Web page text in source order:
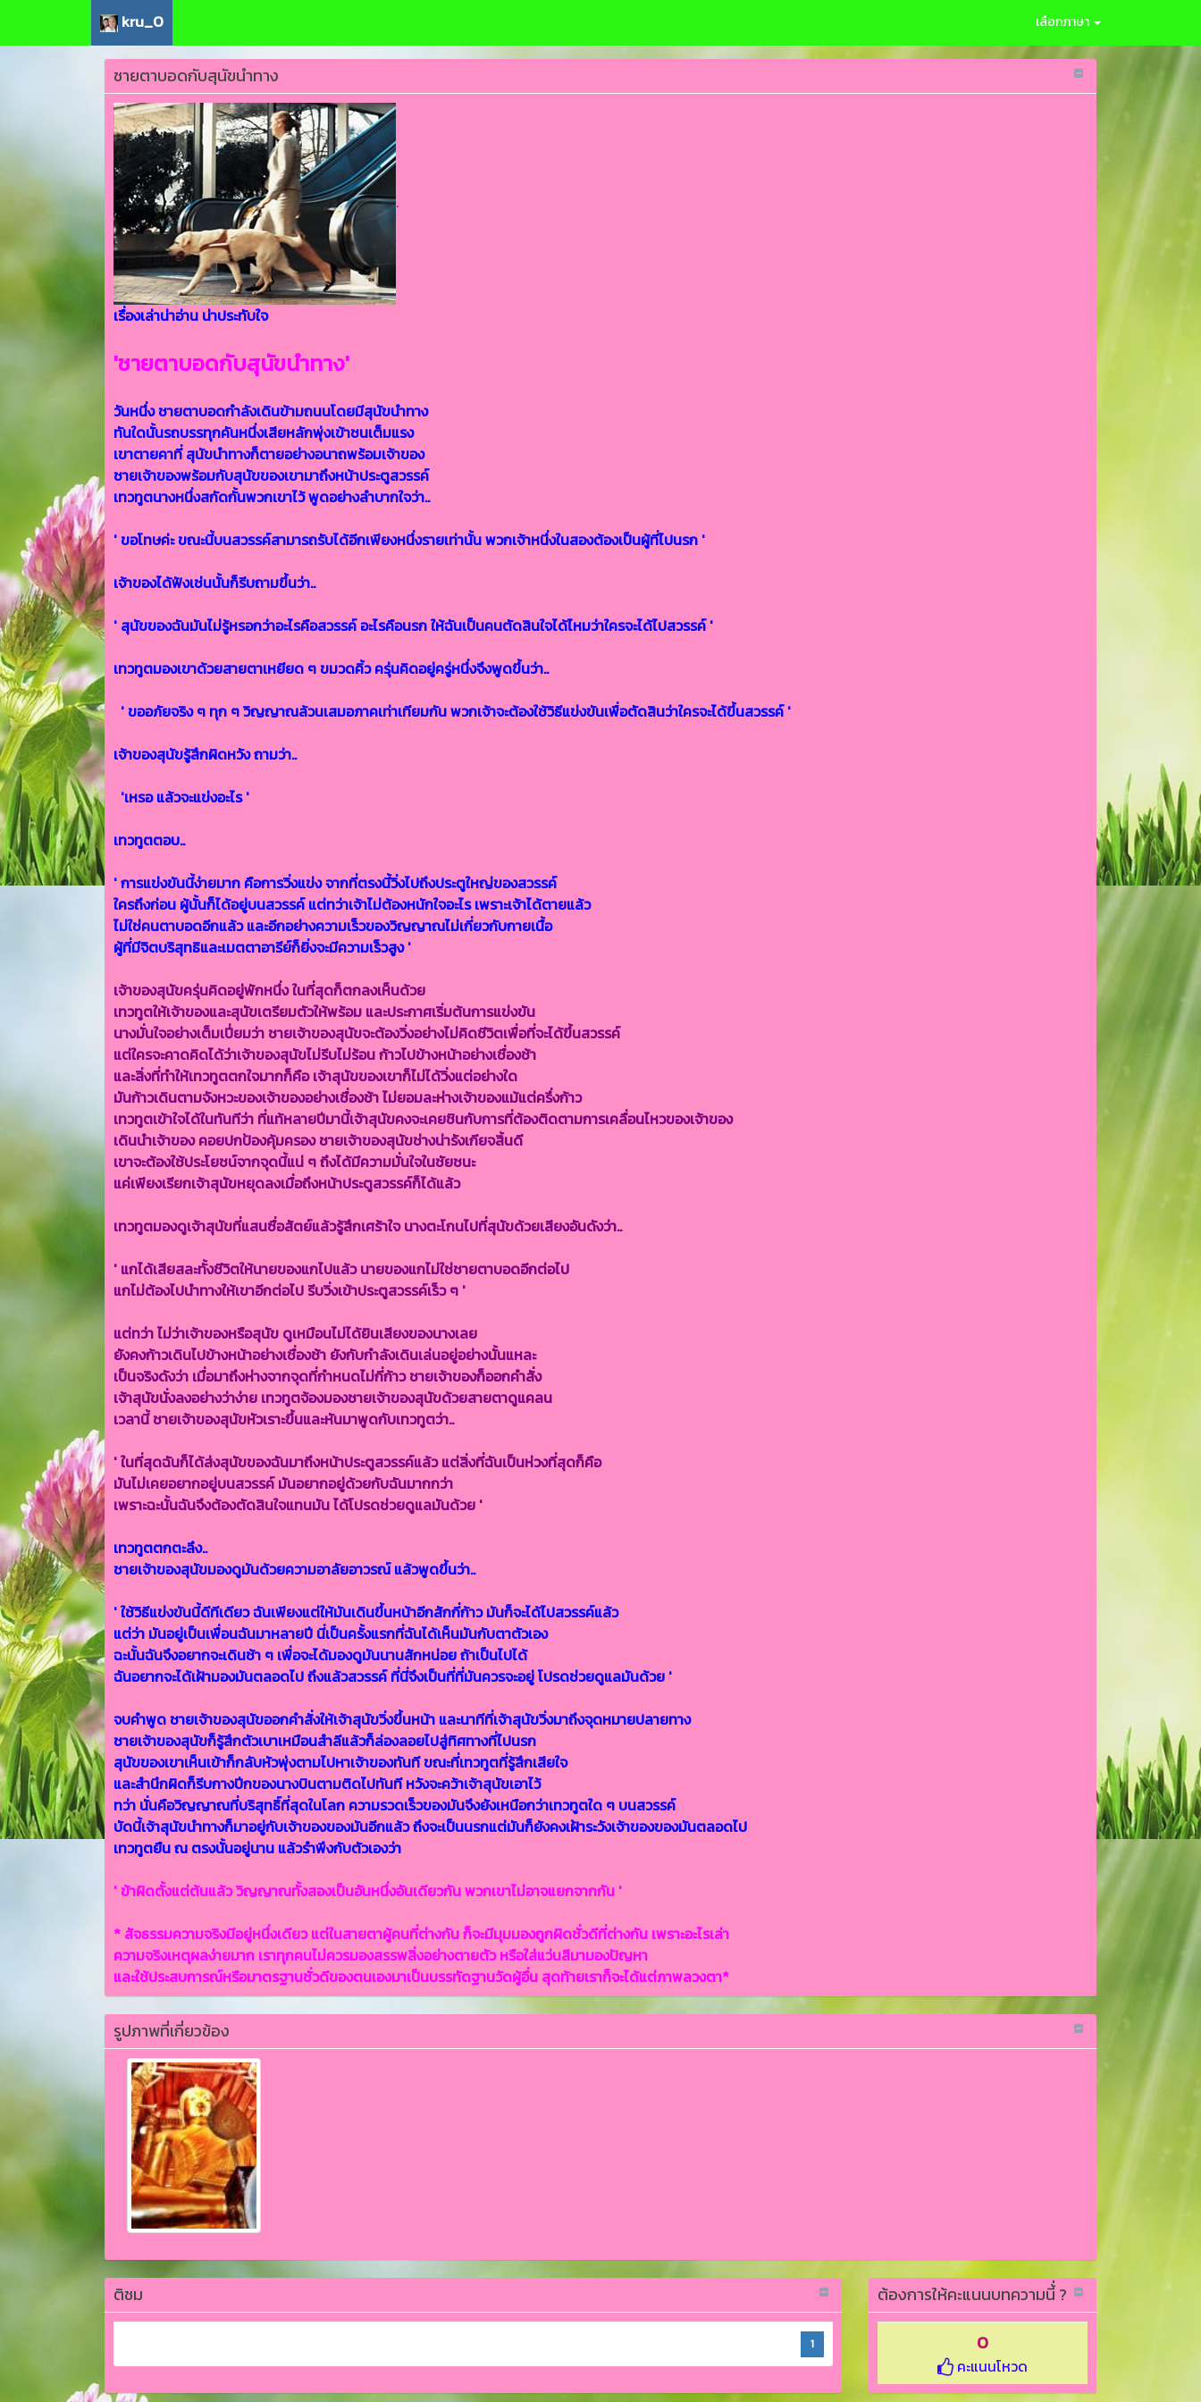
kru_O เลือกภาษา
ชายตาบอดกับสุนัขนำทาง
.
เรื่องเล่าน่าอ่าน น่าประทับใจ
'ชายตาบอดกับสุนัขนำทาง'
วันหนึ่ง ชายตาบอดกำลังเดินข้ามถนนโดยมีสุนัขนำทาง
ทันใดนั้นรถบรรทุกคันหนึ่งเสียหลักพุ่งเข้าชนเต็มแรง
เขาตายคาที่ สุนัขนำทางก็ตายอย่างอนาถพร้อมเจ้าของ
ชายเจ้าของพร้อมกับสุนัขของเขามาถึงหน้าประตูสวรรค์
เทวทูตนางหนึ่งสกัดกั้นพวกเขาไว้ พูดอย่างลำบากใจว่า..
' ขอโทษค่ะ ขณะนี้บนสวรรค์สามารถรับได้อีกเพียงหนึ่งรายเท่านั้น พวกเจ้าหนึ่งในสองต้องเป็นผู้ที่ไปนรก '
เจ้าของได้ฟังเช่นนั้นก็รีบถามขึ้นว่า..
' สุนัขของฉันมันไม่รู้หรอกว่าอะไรคือสวรรค์ อะไรคือนรก ให้ฉันเป็นคนตัดสินใจได้ไหมว่าใครจะได้ไปสวรรค์ '
เทวทูตมองเขาด้วยสายตาเหยียด ๆ ขมวดคิ้ว ครุ่นคิดอยู่ครู่หนึ่งจึงพูดขึ้นว่า..
' ขออภัยจริง ๆ ทุก ๆ วิญญาณล้วนเสมอภาคเท่าเทียมกัน พวกเจ้าจะต้องใช้วิธีแข่งขันเพื่อตัดสินว่าใครจะได้ขึ้นสวรรค์ '
เจ้าของสุนัขรู้สึกผิดหวัง ถามว่า..
'เหรอ แล้วจะแข่งอะไร '
เทวทูตตอบ..
' การแข่งขันนี้ง่ายมาก คือการวิ่งแข่ง จากที่ตรงนี้วิ่งไปถึงประตูใหญ่ของสวรรค์
ใครถึงก่อน ผู้นั้นก็ได้อยู่บนสวรรค์ แต่ทว่าเจ้าไม่ต้องหนักใจอะไร เพราะเจ้าได้ตายแล้ว
ไม่ใช่คนตาบอดอีกแล้ว และอีกอย่างความเร็วของวิญญาณไม่เกี่ยวกับกายเนื้อ
ผู้ที่มีจิตบริสุทธิและเมตตาอารีย์ก็ยิ่งจะมีความเร็วสูง '
เจ้าของสุนัขครุ่นคิดอยู่พักหนึ่ง ในที่สุดก็ตกลงเห็นด้วย
เทวทูตให้เจ้าของและสุนัขเตรียมตัวให้พร้อม และประกาศเริ่มต้นการแข่งขัน
นางมั่นใจอย่างเต็มเปี่ยมว่า ชายเจ้าของสุนัขจะต้องวิ่งอย่างไม่คิดชีวิตเพื่อที่จะได้ขึ้นสวรรค์
แต่ใครจะคาดคิดได้ว่าเจ้าของสุนัขไม่รีบไม่ร้อน ก้าวไปข้างหน้าอย่างเชื่องช้า
และสิ่งที่ทำให้เทวทูตตกใจมากก็คือ เจ้าสุนัขของเขาก็ไม่ได้วิ่งแต่อย่างใด
มันก้าวเดินตามจังหวะของเจ้าของอย่างเชื่องช้า ไม่ยอมละห่างเจ้าของแม้แต่ครึ่งก้าว
เทวทูตเข้าใจได้ในทันทีว่า ที่แท้หลายปีมานี้เจ้าสุนัขคงจะเคยชินกับการที่ต้องติดตามการเคลื่อนไหวของเจ้าของ
เดินนำเจ้าของ คอยปกป้องคุ้มครอง ชายเจ้าของสุนัขช่างน่ารังเกียจสิ้นดี
เขาจะต้องใช้ประโยชน์จากจุดนี้แน่ ๆ ถึงได้มีความมั่นใจในชัยชนะ
แค่เพียงเรียกเจ้าสุนัขหยุดลงเมื่อถึงหน้าประตูสวรรค์ก็ได้แล้ว
เทวทูตมองดูเจ้าสุนัขที่แสนซื่อสัตย์แล้วรู้สึกเศร้าใจ นางตะโกนไปที่สุนัขด้วยเสียงอันดังว่า..
' แกได้เสียสละทั้งชีวิตให้นายของแกไปแล้ว นายของแกไม่ใช่ชายตาบอดอีกต่อไป
แกไม่ต้องไปนำทางให้เขาอีกต่อไป รีบวิ่งเข้าประตูสวรรค์เร็ว ๆ '
แต่ทว่า ไม่ว่าเจ้าของหรือสุนัข ดูเหมือนไม่ได้ยินเสียงของนางเลย
ยังคงก้าวเดินไปข้างหน้าอย่างเชื่องช้า ยังกับกำลังเดินเล่นอยู่อย่างนั้นแหละ
เป็นจริงดังว่า เมื่อมาถึงห่างจากจุดที่กำหนดไม่กี่ก้าว ชายเจ้าของก็ออกคำสั่ง
เจ้าสุนัขนั่งลงอย่างว่าง่าย เทวทูตจ้องมองชายเจ้าของสุนัขด้วยสายตาดูแคลน
เวลานี้ ชายเจ้าของสุนัขหัวเราะขึ้นและหันมาพูดกับเทวทูตว่า..
' ในที่สุดฉันก็ได้ส่งสุนัขของฉันมาถึงหน้าประตูสวรรค์แล้ว แต่สิ่งที่ฉันเป็นห่วงที่สุดก็คือ
มันไม่เคยอยากอยู่บนสวรรค์ มันอยากอยู่ด้วยกับฉันมากกว่า
เพราะฉะนั้นฉันจึงต้องตัดสินใจแทนมัน ได้โปรดช่วยดูแลมันด้วย '
เทวทูตตกตะลึง..
ชายเจ้าของสุนัขมองดูมันด้วยความอาลัยอาวรณ์ แล้วพูดขึ้นว่า..
' ใช้วิธีแข่งขันนี้ดีทีเดียว ฉันเพียงแต่ให้มันเดินขึ้นหน้าอีกสักกี่ก้าว มันก็จะได้ไปสวรรค์แล้ว
แต่ว่า มันอยู่เป็นเพื่อนฉันมาหลายปี นี่เป็นครั้งแรกที่ฉันได้เห็นมันกับตาตัวเอง
ฉะนั้นฉันจึงอยากจะเดินช้า ๆ เพื่อจะได้มองดูมันนานสักหน่อย ถ้าเป็นไปได้
ฉันอยากจะได้เฝ้ามองมันตลอดไป ถึงแล้วสวรรค์ ที่นี่จึงเป็นที่ที่มันควรจะอยู่ โปรดช่วยดูแลมันด้วย '
จบคำพูด ชายเจ้าของสุนัขออกคำสั่งให้เจ้าสุนัขวิ่งขึ้นหน้า และนาทีที่เจ้าสุนัขวิ่งมาถึงจุดหมายปลายทาง
ชายเจ้าของสุนัขก็รู้สึกตัวเบาเหมือนสำลีแล้วก็ล่องลอยไปสู่ทิศทางที่ไปนรก
สุนัขของเขาเห็นเข้าก็กลับหัวพุ่งตามไปหาเจ้าของทันที ขณะที่เทวทูตที่รู้สึกเสียใจ
และสำนึกผิดก็รีบกางปีกของนางบินตามติดไปทันที หวังจะคว้าเจ้าสุนัขเอาไว้
ทว่า นั่นคือวิญญาณที่บริสุทธิ์ที่สุดในโลก ความรวดเร็วของมันจึงยังเหนือกว่าเทวทูตใด ๆ บนสวรรค์
บัดนี้เจ้าสุนัขนำทางก็มาอยู่กับเจ้าของของมันอีกแล้ว ถึงจะเป็นนรกแต่มันก็ยังคงเฝ้าระวังเจ้าของของมันตลอดไป
เทวทูตยืน ณ ตรงนั้นอยู่นาน แล้วรำพึงกับตัวเองว่า
' ข้าผิดตั้งแต่ต้นแล้ว วิญญาณทั้งสองเป็นอันหนึ่งอันเดียวกัน พวกเขาไม่อาจแยกจากกัน '
* สัจธรรมความจริงมีอยู่หนึ่งเดียว แต่ในสายตาผู้คนที่ต่างกัน ก็จะมีมุมมองถูกผิดชั่วดีที่ต่างกัน เพราะอะไรเล่า
ความจริงเหตุผลง่ายมาก เราทุกคนไม่ควรมองสรรพสิ่งอย่างตายตัว หรือใส่แว่นสีมามองปัญหา
และใช้ประสบการณ์หรือมาตรฐานชั่วดีของตนเองมาเป็นบรรทัดฐานวัดผู้อื่น สุดท้ายเราก็จะได้แต่ภาพลวงตา*
รูปภาพที่เกี่ยวข้อง
ติชม
1
ต้องการให้คะแนนบทความนี้่ ?
0
คะแนนโหวด